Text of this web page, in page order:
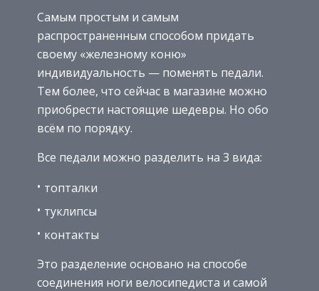
Самым простым и самым
распространенным способом придать
своему «железному коню»
индивидуальность — поменять педали.
Тем более, что сейчас в магазине можно
приобрести настоящие шедевры. Но обо
всём по порядку.
Все педали можно разделить на 3 вида:
топталки
туклипсы
контакты
Это разделение основано на способе
соединения ноги велосипедиста и самой